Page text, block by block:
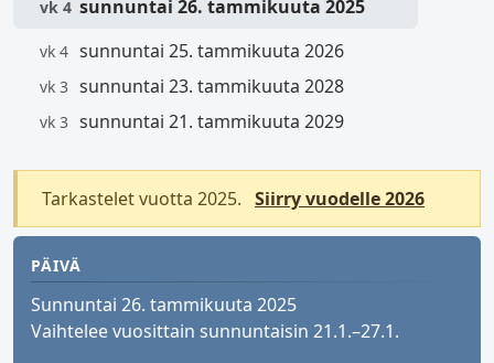
vk 4 sunnuntai 26. tammikuuta 2025
vk 4 sunnuntai 25. tammikuuta 2026
vk 3 sunnuntai 23. tammikuuta 2028
vk 3 sunnuntai 21. tammikuuta 2029
Tarkastelet vuotta 2025. Siirry vuodelle 2026
PÄIVÄ
Sunnuntai 26. tammikuuta 2025
Vaihtelee vuosittain sunnuntaisin 21.1.–27.1.